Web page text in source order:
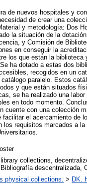
de nuevos hospitales y
de crear una
y metodología: Dos
la situación de la
y Comisión de
en conseguir la
los que están la
ha dotado a estas dos
recogidos en un
paralelo. Estos
y que están situados
se ha realizado una
en todo momento.
cuente con una colección
el acercamiento de
los requisitos marcados a
collections,
descentralizada,
physical collections. > DK.